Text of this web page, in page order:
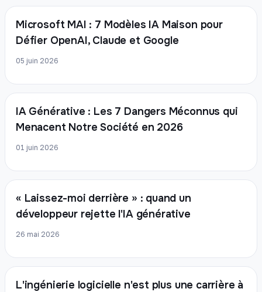
Microsoft MAI : 7 Modèles IA Maison pour
Défier OpenAI, Claude et Google
05 juin 2026
IA Générative : Les 7 Dangers Méconnus qui
Menacent Notre Société en 2026
01 juin 2026
« Laissez-moi derrière » : quand un
développeur rejette l'IA générative
26 mai 2026
L'ingénierie logicielle n'est plus une carrière à